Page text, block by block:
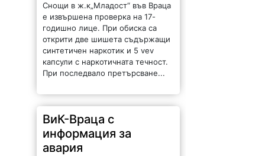
Снощи в ж.к„Младост“ във Враца
е извършена проверка на 17-
годишно лице. При обиска са
открити две шишета съдържащи
синтетичен наркотик и 5 vev
капсули с наркотичната течност.
При последвало претърсване...
ВиК-Враца с
информация за
авария